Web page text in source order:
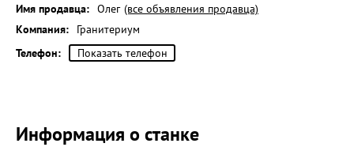
Имя продавца: Олег (все объявления продавца)
Компания:
Гранитериум
Телефон:
Показать телефон
Информация о станке